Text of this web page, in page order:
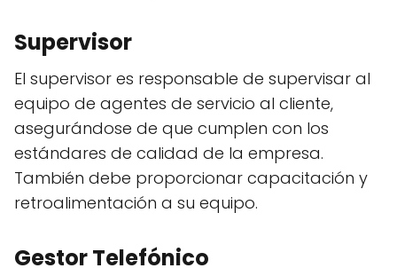
Supervisor
El supervisor es responsable de supervisar al
equipo de agentes de servicio al cliente,
asegurándose de que cumplen con los
estándares de calidad de la empresa.
También debe proporcionar capacitación y
retroalimentación a su equipo.
Gestor Telefónico